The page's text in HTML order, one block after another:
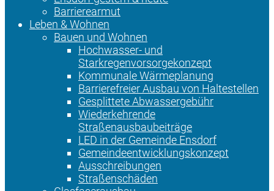
Barrierearmut
Leben & Wohnen
Bauen und Wohnen
Hochwasser- und
Starkregenvorsorgekonzept
Kommunale Wärmeplanung
Barrierefreier Ausbau von Haltestellen
Gesplittete Abwassergebühr
Wiederkehrende
Straßenausbaubeiträge
LED in der Gemeinde Ensdorf
Gemeindeentwicklungskonzept
Ausschreibungen
Straßenschäden